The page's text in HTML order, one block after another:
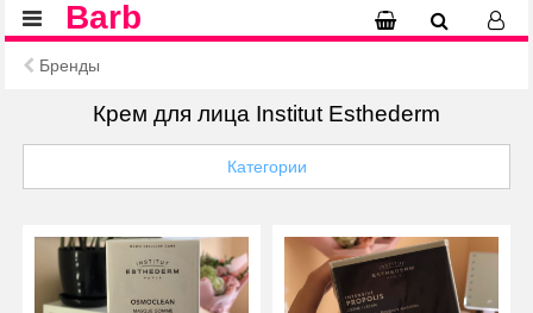
Barb
Бренды
Крем для лица Institut Esthederm
Категории